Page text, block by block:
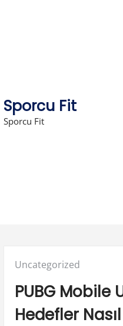
Sporcu Fit
Sporcu Fit
Posted
Uncategorized
PUBG Mobile
Hedefler